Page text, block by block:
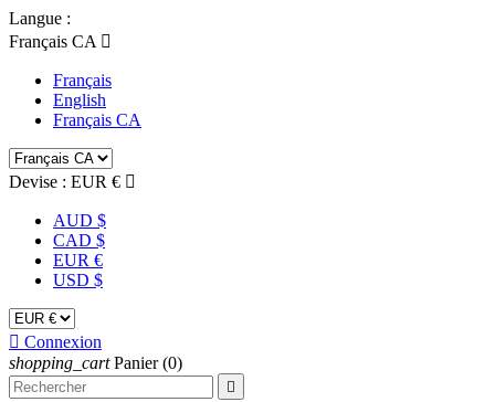
Langue :
Français CA 
Français
English
Français CA
Devise : EUR € 
AUD $
CAD $
EUR €
USD $
 Connexion
shopping_cart Panier (0)
